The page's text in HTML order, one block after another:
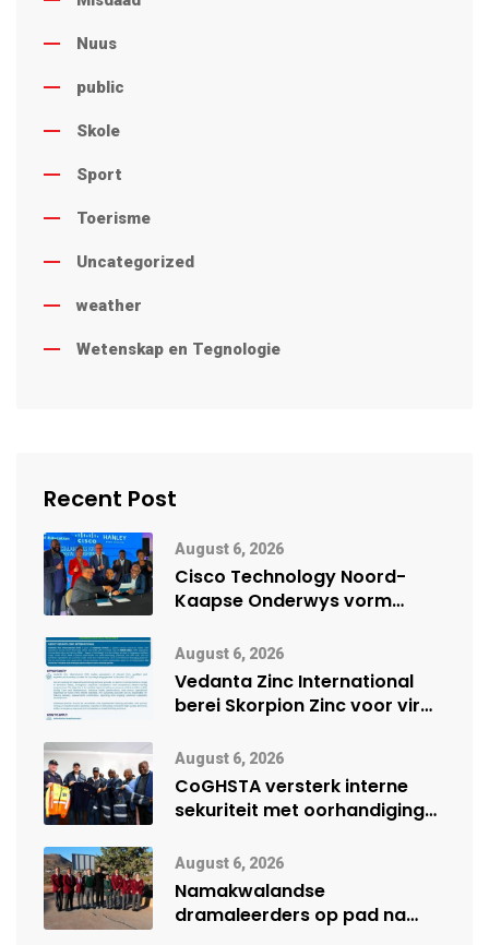
Nuus
public
Skole
Sport
Toerisme
Uncategorized
weather
Wetenskap en Tegnologie
Recent Post
August 6, 2026
Cisco Technology Noord-
Kaapse Onderwys vorm
vennootskap
August 6, 2026
Vedanta Zinc International
berei Skorpion Zinc voor vir
August 6, 2026
CoGHSTA versterk interne
sekuriteit met oorhandiging
August 6, 2026
Namakwalandse
dramaleerders op pad na